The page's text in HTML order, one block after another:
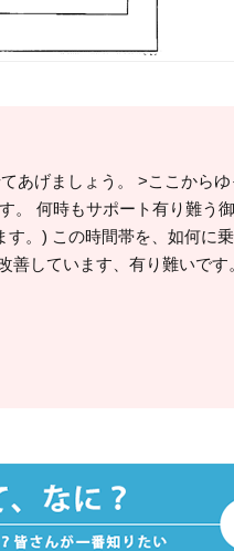
あげましょう。 >ここからゆ
。 何時もサポート有り難う
。) この時間帯を、如何に
善しています、有り難いです